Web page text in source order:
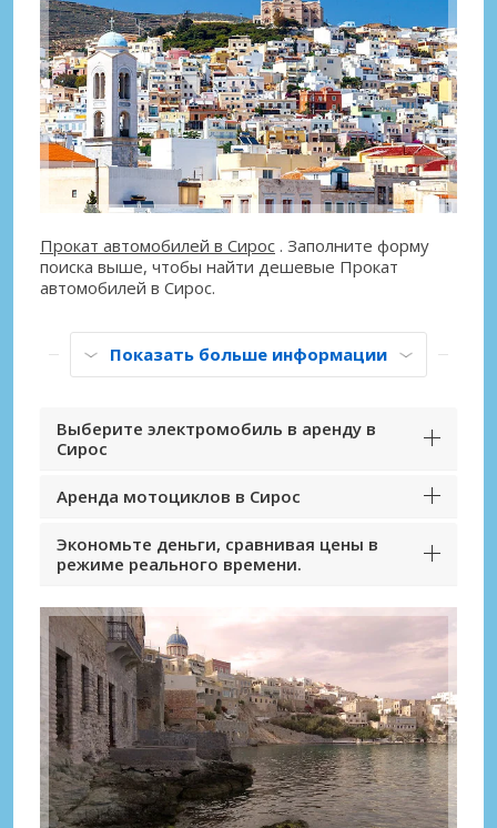
Прокат автомобилей в Сирос . Заполните форму
поиска выше, чтобы найти дешевые Прокат
автомобилей в Сирос.
Показать больше информации
Выберите электромобиль в аренду в
Сирос
Аренда мотоциклов в Сирос
Экономьте деньги, сравнивая цены в
режиме реального времени.